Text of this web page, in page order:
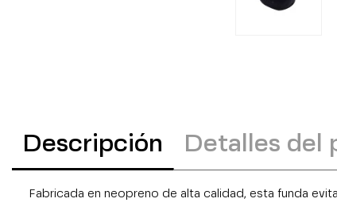
Descripción Detalles del
Fabricada en neopreno de alta calidad, esta funda